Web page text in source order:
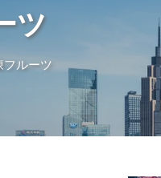
ツ
フルーツ